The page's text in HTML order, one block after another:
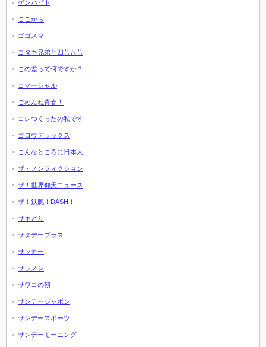
ゲンバビト
ここから
ゴゴスマ
コタキ兄弟と四苦八苦
この差って何ですか？
コマーシャル
ごめんね青春！
コレつくったの私です
ゴロウデラックス
こんなところに日本人
ザ・ノンフィクション
ザ！世界仰天ニュース
ザ！鉄腕！DASH！！
サキどり
サタデープラス
サッカー
サラメシ
サワコの朝
サンデージャポン
サンデースポーツ
サンデーモーニング